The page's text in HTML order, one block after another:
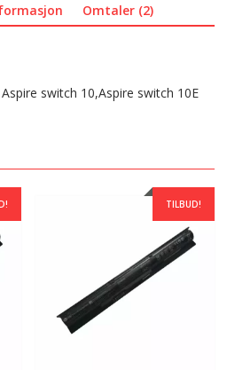
Omtaler (2)
switch 10,Aspire switch 10E
TILBUD!